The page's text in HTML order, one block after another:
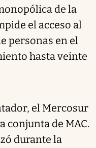
de la
el acceso al
personas en el
hasta veinte
el Mercosur
conjunta de MAC.
durante la